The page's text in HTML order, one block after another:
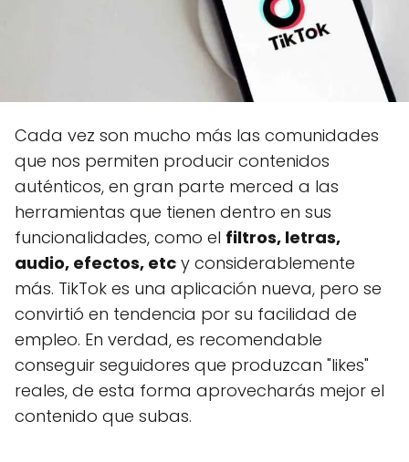
Cada vez son mucho más las comunidades
que nos permiten producir contenidos
auténticos, en gran parte merced a las
herramientas que tienen dentro en sus
funcionalidades, como el filtros, letras,
audio, efectos, etc y considerablemente
más. TikTok es una aplicación nueva, pero se
convirtió en tendencia por su facilidad de
empleo. En verdad, es recomendable
conseguir seguidores que produzcan "likes"
reales, de esta forma aprovecharás mejor el
contenido que subas.